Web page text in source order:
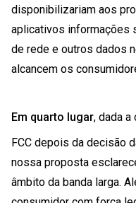
disponibilizariam aos
aplicativos informações
de rede e outros dados
alcancem os
Em quarto lugar, dada
FCC depois da decisão
nossa proposta
âmbito da banda larga.